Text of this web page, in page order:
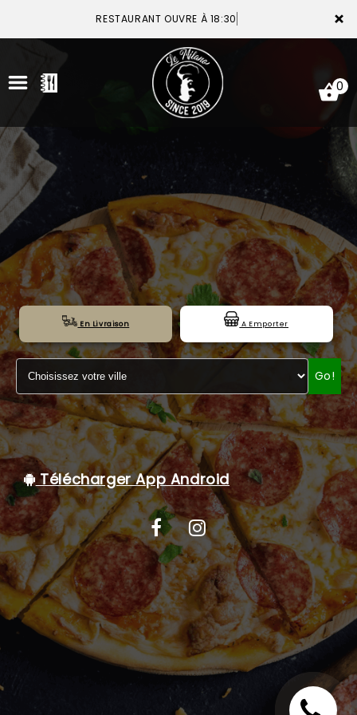
×
RESTAURANT OUVRE À 18:30
ACCUEIL
LA CARTE
VOTRE COMPTE
NOTRE RESTAURANT
VOS AVIS
MENTIONS LÉGALES
C.G.V
0
En Livraison A Emporter
Go!
Télécharger App Android